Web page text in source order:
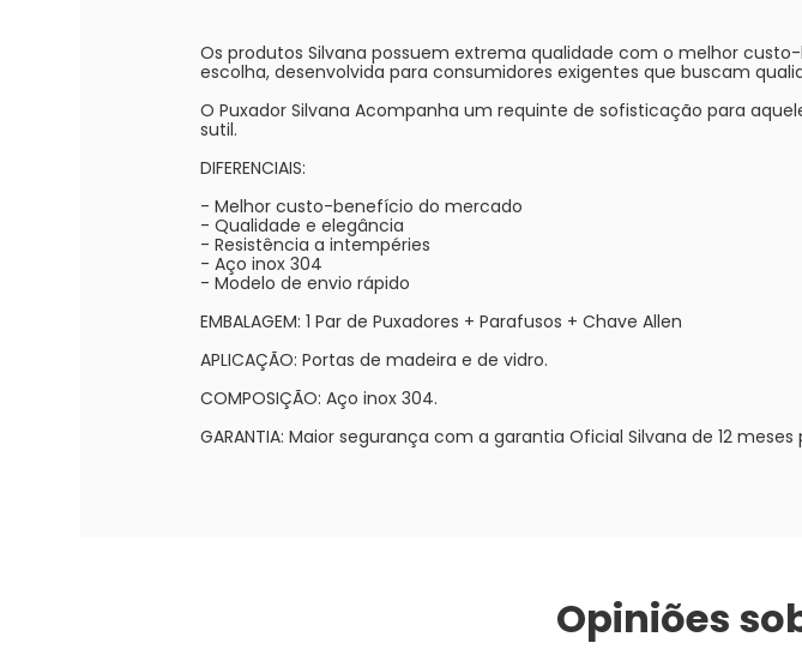
Os produtos Silvana possuem extrema qualidade com o melhor
escolha, desenvolvida para consumidores exigentes que buscam
O Puxador Silvana Acompanha um requinte de sofisticação para
sutil.
DIFERENCIAIS:
- Melhor custo-benefício do mercado
- Qualidade e elegância
- Resistência a intempéries
- Aço inox 304
- Modelo de envio rápido
EMBALAGEM: 1 Par de Puxadores + Parafusos + Chave Allen
APLICAÇÃO: Portas de madeira e de vidro.
COMPOSIÇÃO: Aço inox 304.
GARANTIA: Maior segurança com a garantia Oficial Silvana de 12
Opiniões